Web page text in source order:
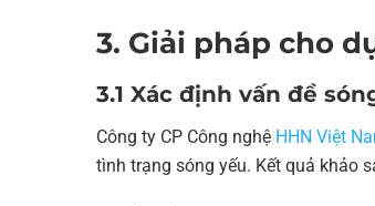
3. Giải pháp cho
3.1 Xác định vấn đề
Công ty CP Công nghệ HHN Việt
tình trạng sóng yếu. Kết quả khảo